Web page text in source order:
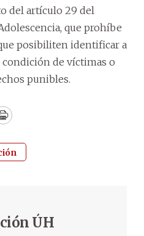
del artículo 29 del
que prohíbe
posibiliten identificar a
de víctimas o
punibles.
Print
ÚH